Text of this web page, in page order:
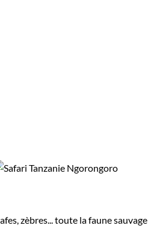
zèbres... toute la faune sauvage